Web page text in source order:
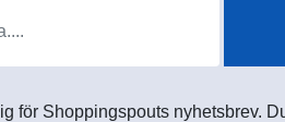
för Shoppingspouts nyhetsbrev.